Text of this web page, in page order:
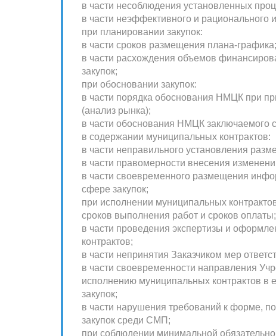
в части несоблюдения установленных
в части неэффективного и рационального
при планировании закупок:
в части сроков размещения плана-графика;
в части расхождения объемов
закупок;
при обосновании закупок:
в части порядка обоснования НМЦК при
(анализ рынка);
в части обоснования НМЦК заключаемого
в содержании муниципальных контрактов:
в части неправильного установления
в части правомерности внесения
в части своевременного размещения
сфере закупок;
при исполнении муниципальных
сроков выполнения работ и сроков оплаты;
в части проведения экспертизы и
контрактов;
в части непринятия Заказчиком мер
в части своевременности направления
исполнению муниципальных контрактов
закупок;
в части нарушения требований к форме,
закупок среди СМП;
при соблюдении минимальной